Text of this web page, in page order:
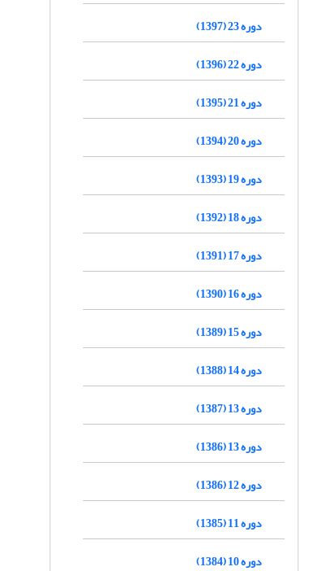
دوره 23 (1397)
دوره 22 (1396)
دوره 21 (1395)
دوره 20 (1394)
دوره 19 (1393)
دوره 18 (1392)
دوره 17 (1391)
دوره 16 (1390)
دوره 15 (1389)
دوره 14 (1388)
دوره 13 (1387)
دوره 13 (1386)
دوره 12 (1386)
دوره 11 (1385)
دوره 10 (1384)